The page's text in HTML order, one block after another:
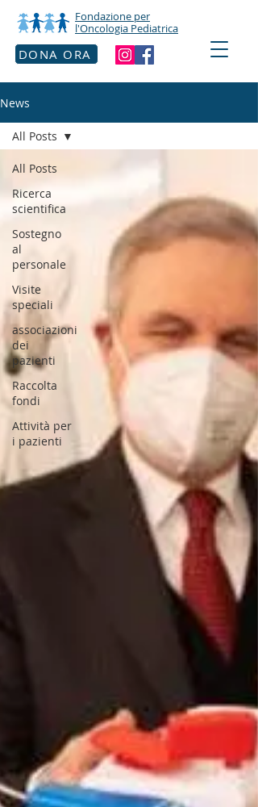
DONA ORA
Fondazione per
l'Oncologia Pediatrica
News
All Posts
Ricerca
scientifica
Sostegno
al
personale
Visite
speciali
associazioni
dei
pazienti
Raccolta
fondi
Attività per
i pazienti
All Posts